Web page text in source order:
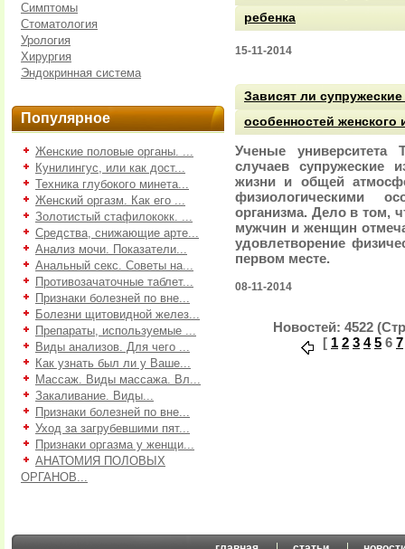
Симптомы
Стоматология
Урология
Хирургия
Эндокринная система
Популярное
Женские половые органы. ...
Кунилингус, или как дост...
Техника глубокого минета...
Женский оргазм. Как его ...
Золотистый стафилококк. ...
Средства, снижающие арте...
Анализ мочи. Показатели...
Анальный секс. Советы на...
Противозачаточные таблет...
Признаки болезней по вне...
Болезни щитовидной желез...
Препараты, используемые ...
Виды анализов. Для чего ...
Как узнать был ли у Ваше...
Массаж. Виды массажа. Вл...
Закаливание. Виды...
Признаки болезней по вне...
Уход за загрубевшими пят...
Признаки оргазма у женщи...
АНАТОМИЯ ПОЛОВЫХ
ОРГАНОВ...
ребенка
15-11-2014
Зависят ли
особенностей женского
Ученые университета
случаев супружеские
жизни и общей
физиологическими
организма. Дело в том,
мужчин и женщин
удовлетворение
первом месте.
08-11-2014
Новостей: 4522
[ 1 2 3 4 5 6 7